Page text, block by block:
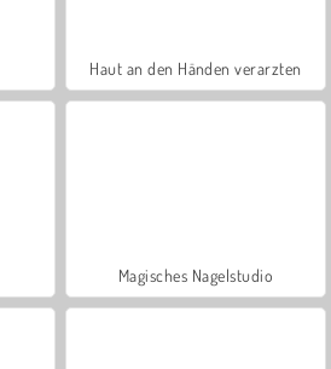
Haut an den Händen verarzten
Magisches Nagelstudio